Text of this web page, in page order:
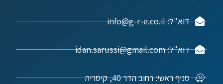
דוא"ל: info@g-r-e.co.il
דוא"ל: idan.sarussi@gmail.com
סניף ראשי: רחוב הדר 40, קיסריה